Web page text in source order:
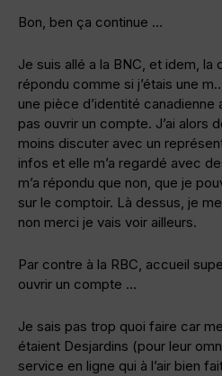
Bon, ben ça continue …
Je suis allé a la BNC, et idem, la
répondu comme si j’étais une
une pièce d’identité
pas ouvrir un compte. J’ai alors
moins discuter avec un
infos et elle m’a regardé avec
m’a répondu que non, que je
sur le comptoir. Là dessus, je
non merci je vais voir ailleurs.
Par contre à la RBC, accueil
ouvrir un compte …
Je sais pas trop quoi faire car
étaient Desjardins (pour leur
service en ligne qui à l’air bien